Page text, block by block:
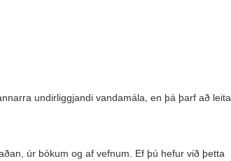
undirliggjandi vandamála, en þá þarf að leita
úr bókum og af vefnum. Ef þú hefur við þetta